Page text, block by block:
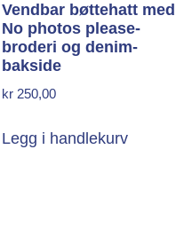
Vendbar bøttehatt med
No photos please-
broderi og denim-
bakside
kr 250,00
Legg i handlekurv